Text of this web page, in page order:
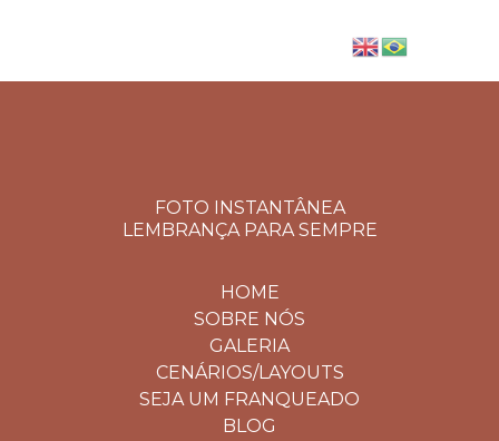
FOTO INSTANTÂNEA
LEMBRANÇA PARA SEMPRE
HOME
SOBRE NÓS
GALERIA
CENÁRIOS/LAYOUTS
SEJA UM FRANQUEADO
BLOG